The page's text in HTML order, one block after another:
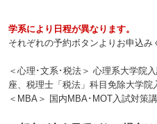
学系により日程が異なります。
それぞれの予約ボタンよりお申込み
＜心理･文系･税法＞ 心理系大学院
座、税理士「税法」科目免除大学院
＜MBA＞ 国内MBA･MOT入試対策